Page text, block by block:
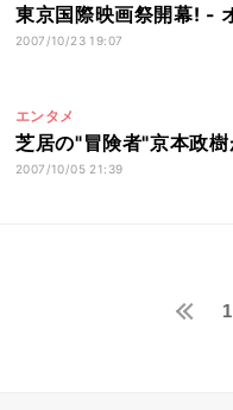
東京国際映画祭開幕! -
2007/10/23 19:07
エンタメ
芝居の"冒険者"京本政
2007/10/05 21:39
1